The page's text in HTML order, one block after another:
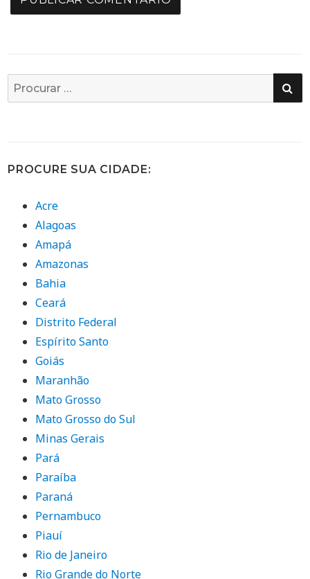
Busca
por:
PROCURE SUA CIDADE:
Acre
Alagoas
Amapá
Amazonas
Bahia
Ceará
Distrito Federal
Espírito Santo
Goiás
Maranhão
Mato Grosso
Mato Grosso do Sul
Minas Gerais
Pará
Paraíba
Paraná
Pernambuco
Piauí
Rio de Janeiro
Rio Grande do Norte